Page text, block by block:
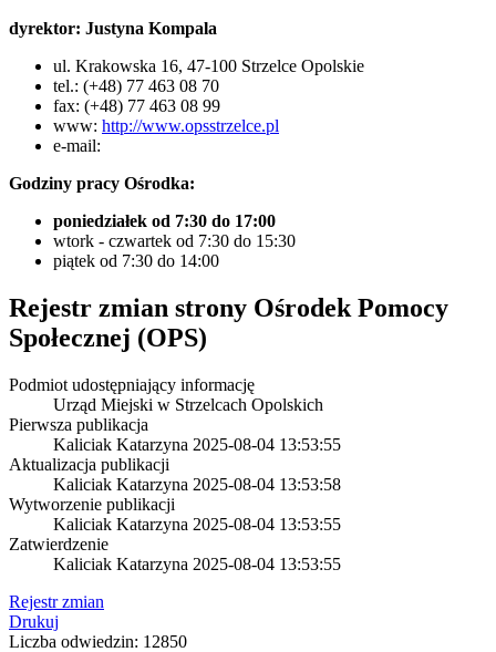
dyrektor: Justyna Kompala
ul. Krakowska 16, 47-100 Strzelce Opolskie
tel.: (+48) 77 463 08 70
fax: (+48) 77 463 08 99
www: http://www.opsstrzelce.pl
e-mail:
Godziny pracy Ośrodka:
poniedziałek od 7:30 do 17:00
wtork - czwartek od 7:30 do 15:30
piątek od 7:30 do 14:00
Rejestr zmian strony Ośrodek Pomocy
Społecznej (OPS)
Podmiot udostępniający informację
Urząd Miejski w Strzelcach Opolskich
Pierwsza publikacja
Kaliciak Katarzyna 2025-08-04 13:53:55
Aktualizacja publikacji
Kaliciak Katarzyna 2025-08-04 13:53:58
Wytworzenie publikacji
Kaliciak Katarzyna 2025-08-04 13:53:55
Zatwierdzenie
Kaliciak Katarzyna 2025-08-04 13:53:55
Rejestr zmian
Drukuj
Liczba odwiedzin: 12850